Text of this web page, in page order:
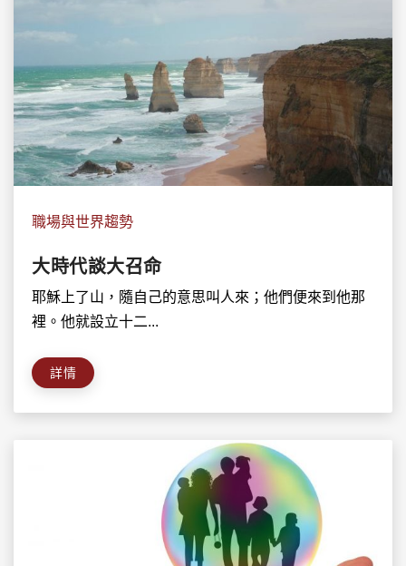
職場與世界趨勢
大時代談大召命
耶穌上了山，隨自己的意思叫人來；他們便來到他那
裡。他就設立十二...
詳情